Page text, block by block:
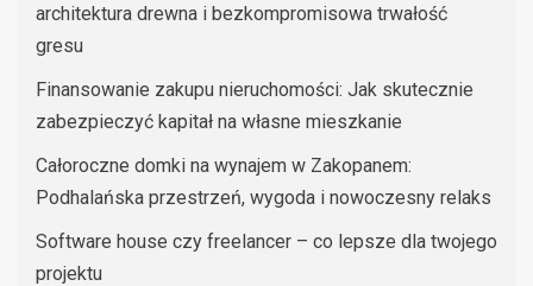
architektura drewna i bezkompromisowa trwałość
gresu
Finansowanie zakupu nieruchomości: Jak skutecznie
zabezpieczyć kapitał na własne mieszkanie
Całoroczne domki na wynajem w Zakopanem:
Podhalańska przestrzeń, wygoda i nowoczesny relaks
Software house czy freelancer – co lepsze dla twojego
projektu